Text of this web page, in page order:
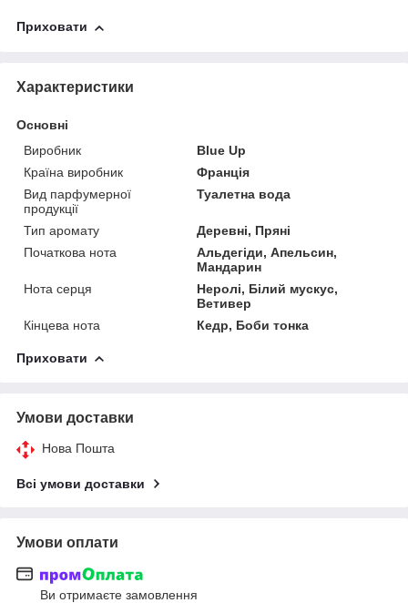
Приховати
Характеристики
Основні
Виробник
Blue Up
Країна виробник
Франція
Вид парфумерної
продукції
Туалетна вода
Тип аромату
Деревні, Пряні
Початкова нота
Альдегіди, Апельсин,
Мандарин
Нота серця
Неролі, Білий мускус,
Ветивер
Кінцева нота
Кедр, Боби тонка
Приховати
Умови доставки
Нова Пошта
Всі умови доставки
Умови оплати
Ви отримаєте замовлення